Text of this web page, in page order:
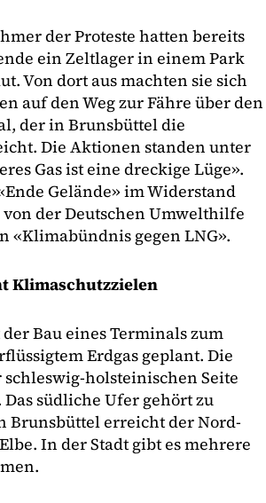
der Proteste hatten bereits
ein Zeltlager in einem Park
Von dort aus machten sie sich
auf den Weg zur Fähre über den
der in Brunsbüttel die
Die Aktionen standen unter
Gas ist eine dreckige Lüge».
Gelände» im Widerstand
von der Deutschen Umwelthilfe
«Klimabündnis gegen LNG».
Klimaschutzzielen
Bau eines Terminals zum
Erdgas geplant. Die
holsteinischen Seite
südliche Ufer gehört zu
Brunsbüttel erreicht der Nord-
In der Stadt gibt es mehrere